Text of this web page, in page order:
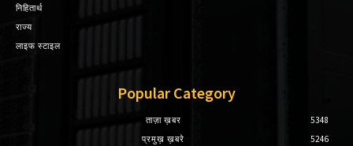
निहितार्थ
राज्य
लाइफ स्टाइल
Popular Category
ताज़ा ख़बर
5348
प्रमुख़ ख़बरे
5246